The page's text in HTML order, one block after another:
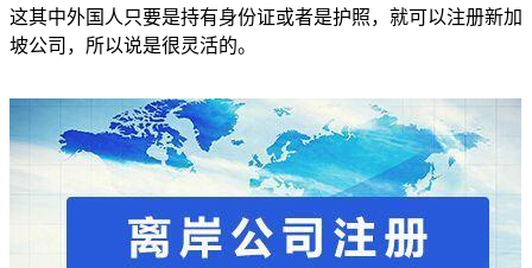
这其中外国人只要是持有身份证或者是护照，就可以注册新加
坡公司，所以说是很灵活的。